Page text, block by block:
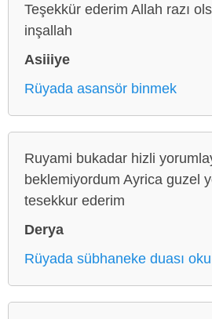
Teşekkür ederim Allah razı
inşallah
Asiiiye
Rüyada asansör binmek
Ruyami bukadar hizli
beklemiyordum Ayrica guzel
tesekkur ederim
Derya
Rüyada sübhaneke duası